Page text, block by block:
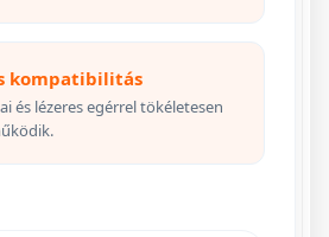
kompatibilitás
és lézeres egérrel tökéletesen